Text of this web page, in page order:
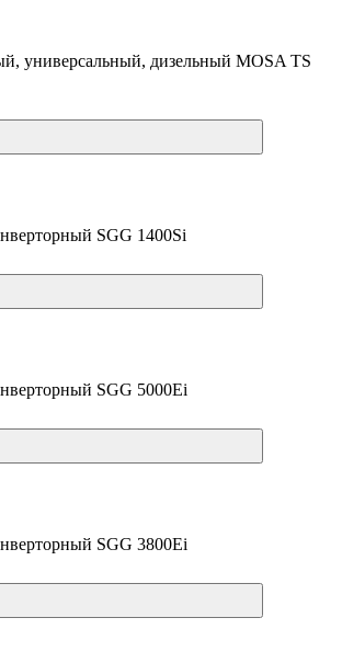
универсальный, дизельный MOSA TS
SGG 1400Si
SGG 5000Ei
SGG 3800Ei